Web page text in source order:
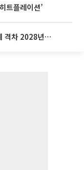
트플레이션’
종부세 개편에도…1·3주택 종부세 격차 2028년부터 확대